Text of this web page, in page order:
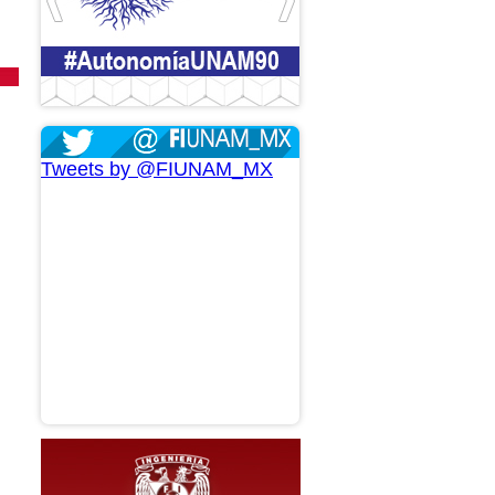
Tweets by @FIUNAM_MX